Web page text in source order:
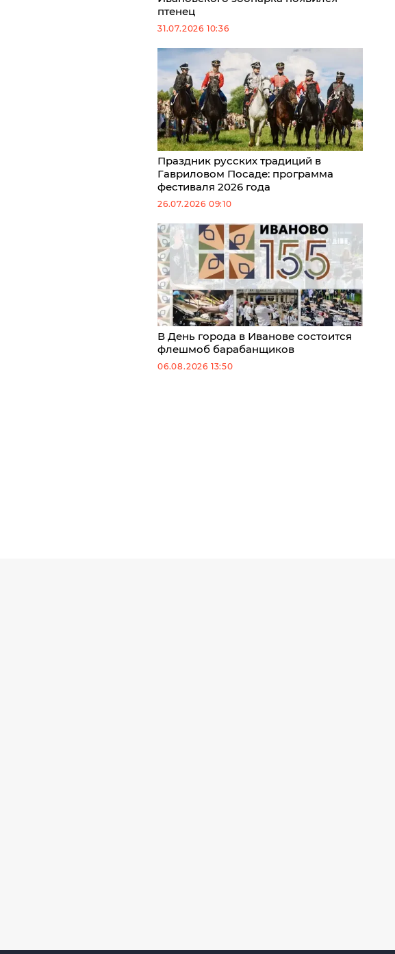
птенец
31.07.2026 10:36
Праздник русских традиций в
Гавриловом Посаде: программа
фестиваля 2026 года
26.07.2026 09:10
В День города в Иванове состоится
флешмоб барабанщиков
06.08.2026 13:50